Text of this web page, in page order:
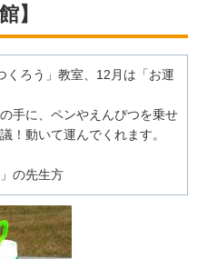
】
くろう」教室、12月は「お運
手に、ペンやえんぴつを乗せ
！動いて運んでくれます。
の先生方